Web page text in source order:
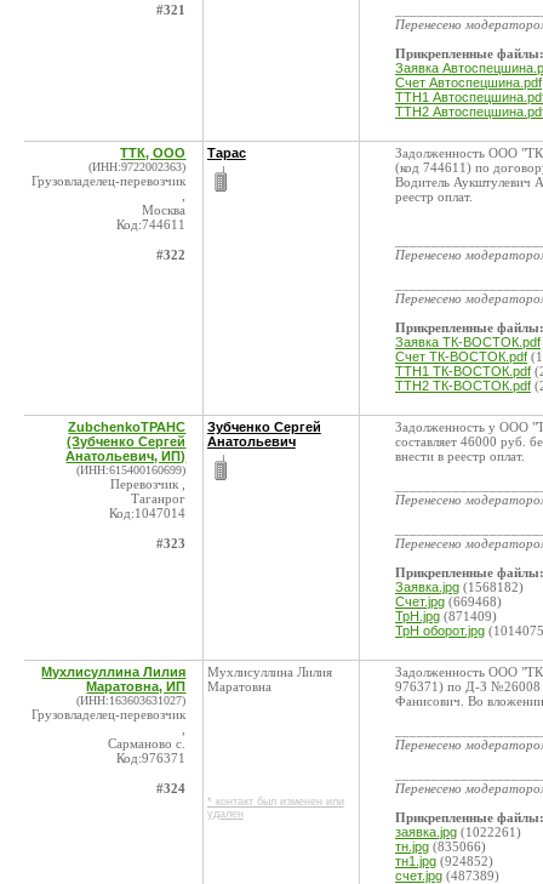
#321
Перенесено
Прикрепленные файлы:
Заявка
Счет Автоспецшина.pdf
ТТН1
ТТН2
ТТК, ООО
(ИНН:9722002363)
Грузовладелец-перевозчик
Москва
Код:744611
#322
Тарас
Задолженность ООО
(код 744611) по
Водитель Аукштулевич
реестр оплат.
Перенесено
Перенесено
Прикрепленные файлы:
Заявка ТК-ВОСТОК.pdf
Счет ТК-ВОСТОК.pdf
ТТН1 ТК-ВОСТОК.pdf
ТТН2 ТК-ВОСТОК.pdf
ZubchenkoТРАНС
(Зубченко Сергей
Анатольевич, ИП)
(ИНН:615400160699)
Перевозчик ,
Таганрог
Код:1047014
#323
Зубченко Сергей
Анатольевич
Задолженность у ООО
составляет 46000 руб.
внести в реестр оплат.
Перенесено
Перенесено
Прикрепленные файлы:
Заявка.jpg (1568182)
Счет.jpg (669468)
ТрН.jpg (871409)
ТрН оборот.jpg
Мухлисуллина Лилия
Маратовна, ИП
(ИНН:163603631027)
Грузовладелец-перевозчик
Сарманово с.
Код:976371
#324
Мухлисуллина Лилия
Маратовна
* контакт был изменен или
удален
Задолженность ООО
976371) по Д-З №26008
Фанисович. Во вложении
Перенесено
Перенесено
Прикрепленные файлы:
заявка.jpg (1022261)
тн.jpg (835066)
тн1.jpg (924852)
счет.jpg (487389)